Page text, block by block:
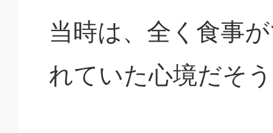
当時は、全く食事
れていた心境だそ